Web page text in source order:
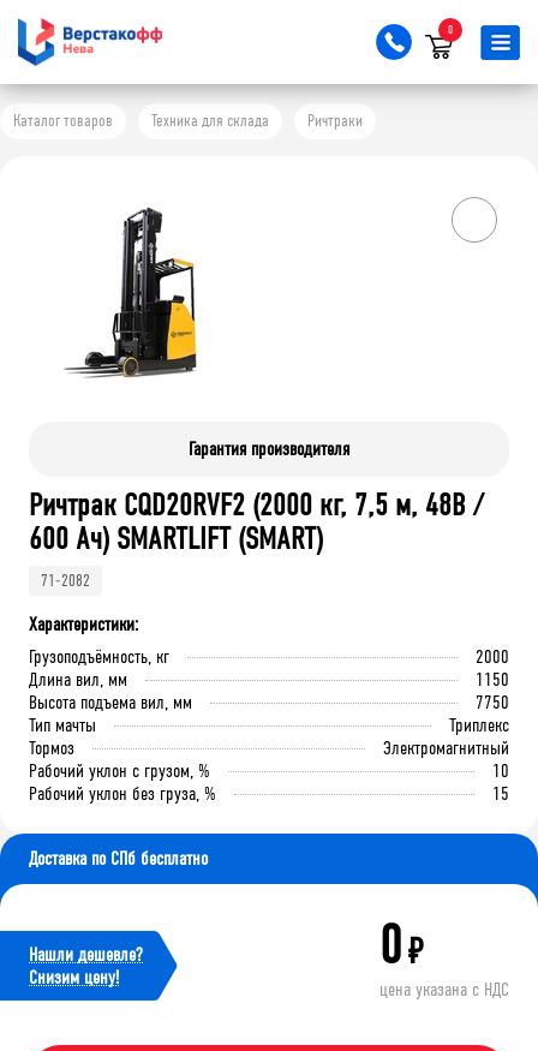
0
Каталог товаров Техника для склада Ричтраки
Гарантия производителя
Ричтрак CQD20RVF2 (2000 кг, 7,5 м, 48В /
600 Ач) SMARTLIFT (SMART)
71-2082
Характеристики:
Грузоподъёмность, кг
2000
Длина вил, мм
1150
Высота подъема вил, мм
7750
Тип мачты
Триплекс
Тормоз
Электромагнитный
Рабочий уклон с грузом, %
10
Рабочий уклон без груза, %
15
Доставка по СПб бесплатно
Нашли дешевле?
Cнизим цену!
0₽
цена указана с НДС